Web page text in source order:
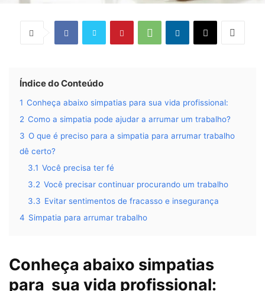
Índice do Conteúdo
1 Conheça abaixo simpatias para sua vida profissional:
2 Como a simpatia pode ajudar a arrumar um trabalho?
3 O que é preciso para a simpatia para arrumar trabalho
dê certo?
3.1 Você precisa ter fé
3.2 Você precisar continuar procurando um trabalho
3.3 Evitar sentimentos de fracasso e insegurança
4 Simpatia para arrumar trabalho
Conheça abaixo simpatias
para sua vida profissional: